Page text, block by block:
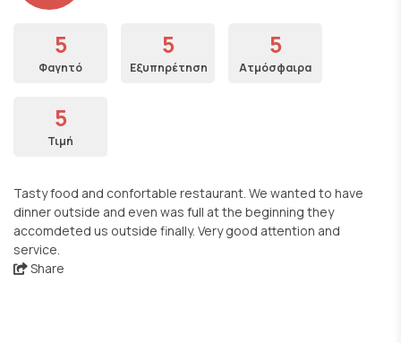
5
Φαγητό
5
Εξυπηρέτηση
5
Ατμόσφαιρα
5
Τιμή
Tasty food and confortable restaurant. We wanted to have
dinner outside and even was full at the beginning they
accomdeted us outside finally. Very good attention and
service.
Share